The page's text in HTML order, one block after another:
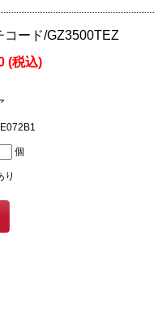
コード/GZ3500TEZ
(税込)
個
り